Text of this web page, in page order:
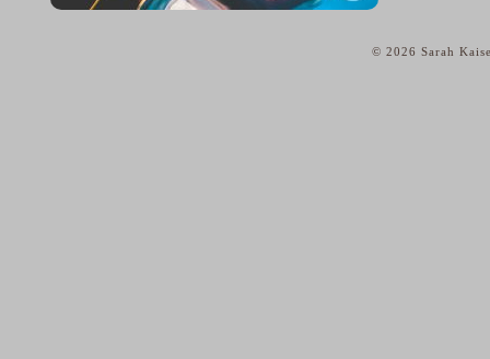
© 2026 Sarah